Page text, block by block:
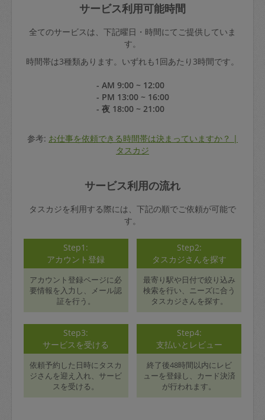
サービス利用可能時間
全てのサービスは、下記曜日・時間にてご提供していま
す。
時間帯は3種類あります。いずれも1回あたり3時間です。
- AM 9:00 ~ 12:00
- PM 13:00 ~ 16:00
- 夜 18:00 ~ 21:00
参考: お仕事を依頼できる時間帯は決まっていますか？ |
タスカジ
サービス利用の流れ
タスカジを利用する際には、下記の順でご依頼が可能で
す。
Step1:
アカウント登録
アカウント登録ページに必
要情報を入力し、メール認
証を行う。
Step2:
タスカジさんを探す
最寄り駅や日付で絞り込み
検索を行い、ニーズに合う
タスカジさんを探す。
Step3:
サービスを受ける
依頼予約した日時にタスカ
ジさんを迎え入れ、サービ
スを受ける。
Step4:
支払いとレビュー
終了後48時間以内にレビ
ューを登録し、カード決済
が行われます。